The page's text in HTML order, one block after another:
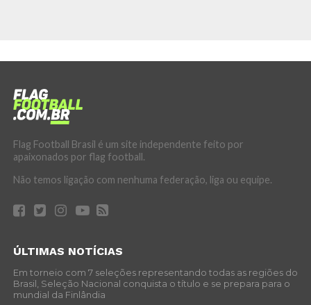
Flag Football Brasil é um site independente feito por
apaixonados por flag football.
Não temos ligação com nenhuma federação, liga ou equipe.
ÚLTIMAS NOTÍCIAS
Em torneio com 7 seleções representando todas as regiões do
Brasil, Seleção Nacional conquista o título e se prepara para o
mundial da Finlândia